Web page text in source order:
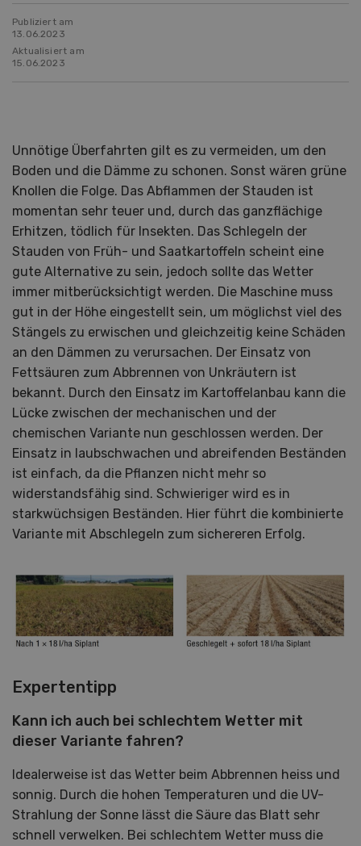
Publiziert am
13.06.2023
Aktualisiert am
15.06.2023
Unnötige Überfahrten gilt es zu vermeiden, um den
Boden und die Dämme zu schonen. Sonst wären grüne
Knollen die Folge. Das Abflammen der Stauden ist
momentan sehr teuer und, durch das ganzflächige
Erhitzen, tödlich für Insekten. Das Schlegeln der
Stauden von Früh- und Saatkartoffeln scheint eine
gute Alternative zu sein, jedoch sollte das Wetter
immer mitberücksichtigt werden. Die Maschine muss
gut in der Höhe eingestellt sein, um möglichst viel des
Stängels zu erwischen und gleichzeitig keine Schäden
an den Dämmen zu verursachen. Der Einsatz von
Fettsäuren zum Abbrennen von Unkräutern ist
bekannt. Durch den Einsatz im Kartoffelanbau kann die
Lücke zwischen der mechanischen und der
chemischen Variante nun geschlossen werden. Der
Einsatz in laubschwachen und abreifenden Beständen
ist einfach, da die Pflanzen nicht mehr so
widerstandsfähig sind. Schwieriger wird es in
starkwüchsigen Beständen. Hier führt die kombinierte
Variante mit Abschlegeln zum sichereren Erfolg.
Expertentipp
Kann ich auch bei schlechtem Wetter mit
dieser Variante fahren?
Idealerweise ist das Wetter beim Abbrennen heiss und
sonnig. Durch die hohen Temperaturen und die UV-
Strahlung der Sonne lässt die Säure das Blatt sehr
schnell verwelken. Bei schlechtem Wetter muss die